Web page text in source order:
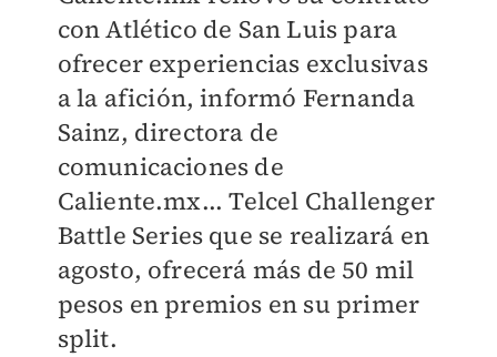
con Atlético de San Luis para
ofrecer experiencias exclusivas
a la afición, informó Fernanda
Sainz, directora de
comunicaciones de
Caliente.mx... Telcel Challenger
Battle Series que se realizará en
agosto, ofrecerá más de 50 mil
pesos en premios en su primer
split.